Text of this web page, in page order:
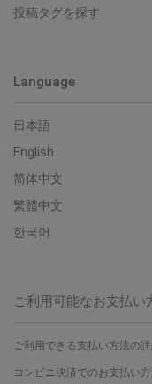
投稿タグを探す
Language
日本語
English
简体中文
繁體中文
한국어
ご利用可能なお支払い
ご利用できる支払い方法の
コンビニ決済でのお支払い